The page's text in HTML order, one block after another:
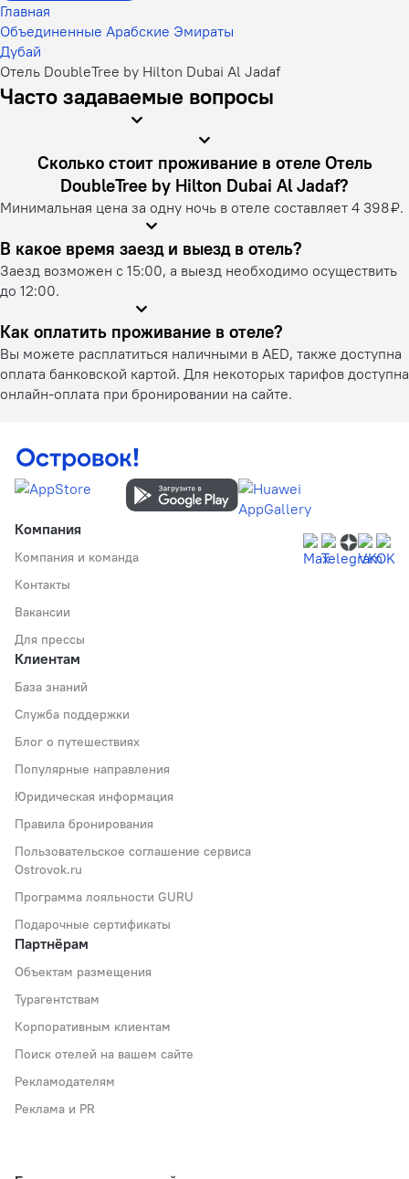
Главная
Объединенные Арабские Эмираты
Дубай
Отель DoubleTree by Hilton Dubai Al Jadaf
Часто задаваемые вопросы
Сколько стоит проживание в отеле Отель
DoubleTree by Hilton Dubai Al Jadaf?
Минимальная цена за одну ночь в отеле составляет 4 398 ₽.
В какое время заезд и выезд в отель?
Заезд возможен с 15:00, а выезд необходимо осуществить
до 12:00.
Как оплатить проживание в отеле?
Вы можете расплатиться наличными в AED, также доступна
оплата банковской картой. Для некоторых тарифов доступна
онлайн-оплата при бронировании на сайте.
Компания
Компания и команда
Контакты
Вакансии
Для прессы
Клиентам
База знаний
Служба поддержки
Блог о путешествиях
Популярные направления
Юридическая информация
Правила бронирования
Пользовательское соглашение сервиса
Ostrovok.ru
Программа лояльности GURU
Подарочные сертификаты
Партнёрам
Объектам размещения
Турагентствам
Корпоративным клиентам
Поиск отелей на вашем сайте
Рекламодателям
Реклама и PR